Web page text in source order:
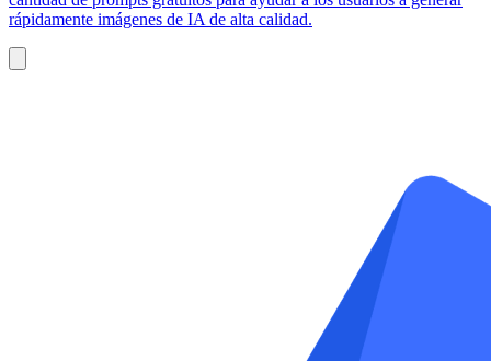
rápidamente imágenes de IA de alta calidad.